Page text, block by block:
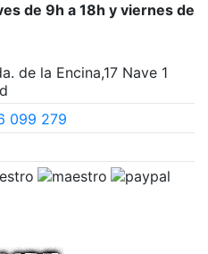
de 9h a 18h y viernes de
de la Encina,17 Nave 1
099 279